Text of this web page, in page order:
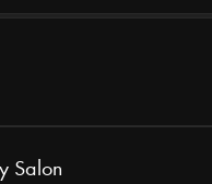
Salon